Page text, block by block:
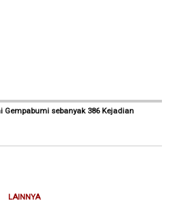
Gempabumi sebanyak 386 Kejadian
LAINNYA